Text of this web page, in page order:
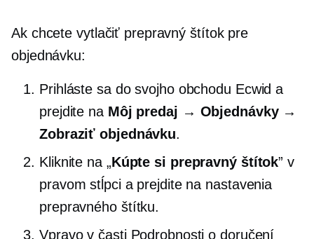
Ak chcete vytlačiť prepravný štítok pre
objednávku:
Prihláste sa do svojho obchodu Ecwid a
prejdite na Môj predaj → Objednávky →
Zobraziť objednávku.
Kliknite na „Kúpte si prepravný štítok” v
pravom stĺpci a prejdite na nastavenia
prepravného štítku.
Vpravo v časti Podrobnosti o doručení